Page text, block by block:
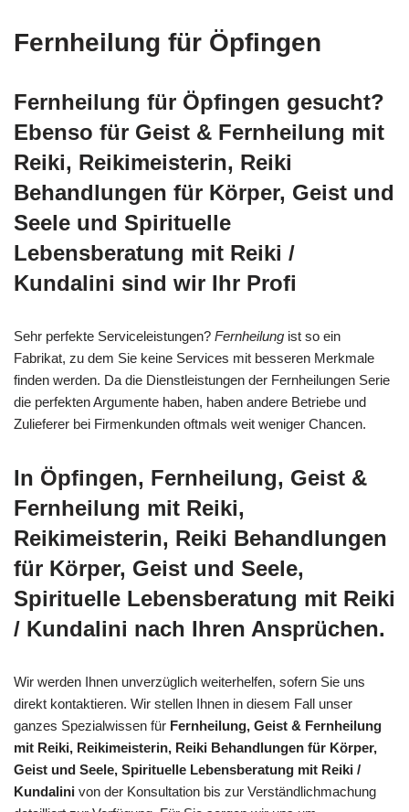
Fernheilung für Öpfingen
Fernheilung für Öpfingen gesucht?
Ebenso für Geist & Fernheilung mit
Reiki, Reikimeisterin, Reiki
Behandlungen für Körper, Geist und
Seele und Spirituelle
Lebensberatung mit Reiki /
Kundalini sind wir Ihr Profi
Sehr perfekte Serviceleistungen? Fernheilung ist so ein
Fabrikat, zu dem Sie keine Services mit besseren Merkmale
finden werden. Da die Dienstleistungen der Fernheilungen Serie
die perfekten Argumente haben, haben andere Betriebe und
Zulieferer bei Firmenkunden oftmals weit weniger Chancen.
In Öpfingen, Fernheilung, Geist &
Fernheilung mit Reiki,
Reikimeisterin, Reiki Behandlungen
für Körper, Geist und Seele,
Spirituelle Lebensberatung mit Reiki
/ Kundalini nach Ihren Ansprüchen.
Wir werden Ihnen unverzüglich weiterhelfen, sofern Sie uns
direkt kontaktieren. Wir stellen Ihnen in diesem Fall unser
ganzes Spezialwissen für Fernheilung, Geist & Fernheilung
mit Reiki, Reikimeisterin, Reiki Behandlungen für Körper,
Geist und Seele, Spirituelle Lebensberatung mit Reiki /
Kundalini von der Konsultation bis zur Verständlichmachung